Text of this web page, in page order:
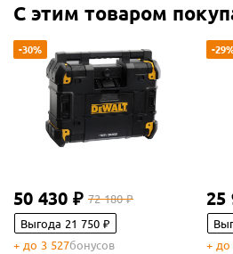
С этим товаром
-30%
50 430 ₽ 72 180 ₽
Выгода 21 750 ₽
+ до 3 527бонусов
-
25
+ до